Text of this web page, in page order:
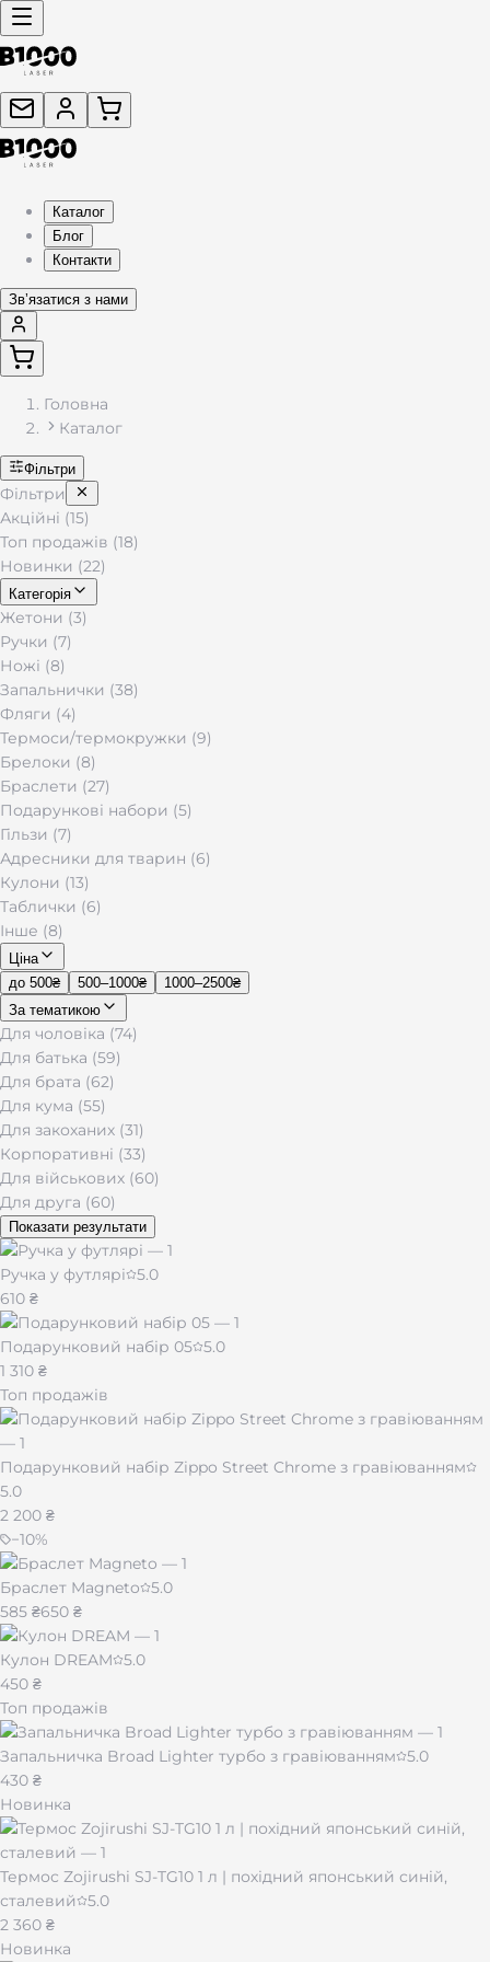
Каталог
Блог
Контакти
Звʼязатися з нами
Головна
Каталог
Фільтри
Фільтри
Акційні (15)
Топ продажів (18)
Новинки (22)
Категорія
Жетони (3)
Ручки (7)
Ножі (8)
Запальнички (38)
Фляги (4)
Термоси/термокружки (9)
Брелоки (8)
Браслети (27)
Подарункові набори (5)
Гільзи (7)
Адресники для тварин (6)
Кулони (13)
Таблички (6)
Інше (8)
Ціна
до 500₴
500–1000₴
1000–2500₴
За тематикою
Для чоловіка (74)
Для батька (59)
Для брата (62)
Для кума (55)
Для закоханих (31)
Корпоративні (33)
Для військових (60)
Для друга (60)
Показати результати
Ручка у футлярі
5.0
610 ₴
Подарунковий набір 05 5.0
1 310 ₴
Топ продажів
Подарунковий набір Zippo Street Chrome з гравіюванням
5.0
2 200 ₴
−10%
Браслет Magneto
5.0
585 ₴650 ₴
Кулон DREAM
5.0
450 ₴
Топ продажів
Запальничка Broad Lighter турбо з гравіюванням
5.0
430 ₴
Новинка
Термос Zojirushi SJ-TG10 1 л | похідний японський синій,
сталевий
5.0
2 360 ₴
Новинка
Каталог подарунків з гравіюванням — жетони, брелоки,